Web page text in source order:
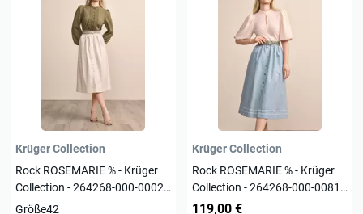
Krüger Collection
Rock ROSEMARIE % - Krüger
Collection - 264268-000-0002 -
Trachtenrock
Größe42
Krüger Collection
Rock ROSEMARIE % - Krüger
Collection - 264268-000-0081 -
Trachtenrock
119,00 €